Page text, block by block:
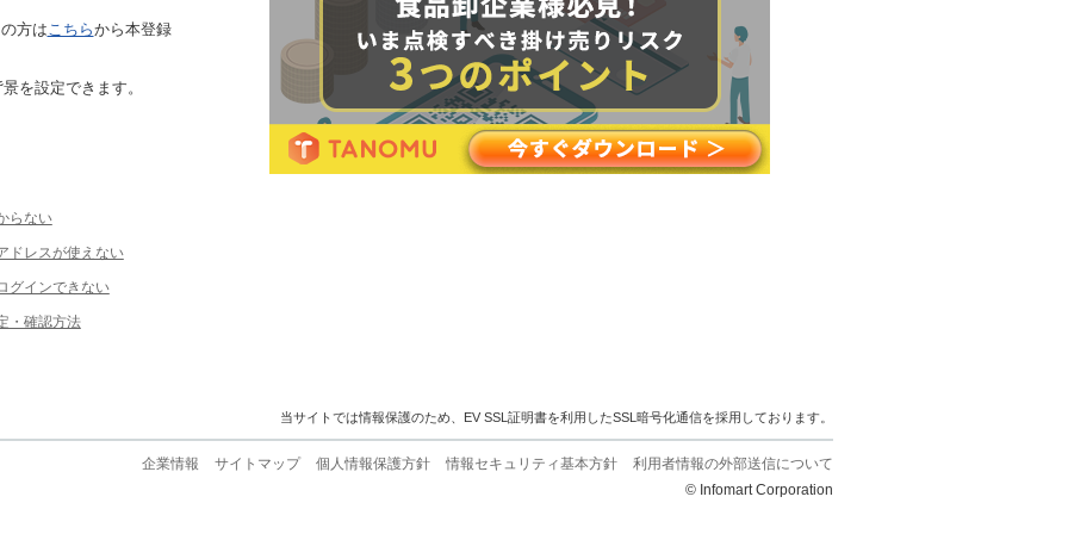
方はこちらから本登録
を設定できます。
らない
ドレスが使えない
グインできない
・確認方法
当サイトでは情報保護のため、EV SSL証明書を利用したSSL暗号化通信を採用しております。
企業情報 サイトマップ 個人情報保護方針 情報セキュリティ基本方針
利用者情報の外部送信について
© Infomart Corporation